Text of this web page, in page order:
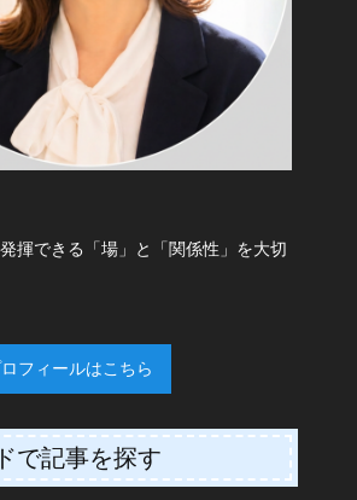
揮できる「場」と「関係性」を大切
フィールはこちら
で記事を探す